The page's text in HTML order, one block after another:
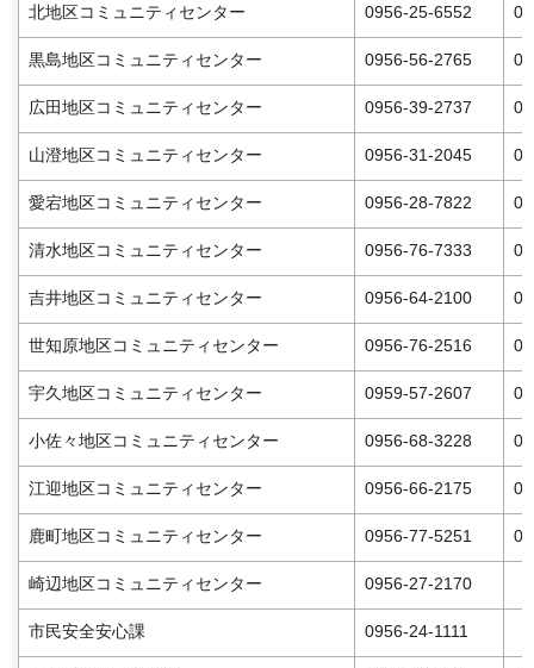
北地区コミュニティセンター 0956-25-6552
黒島地区コミュニティセンター 0956-56-2765
広田地区コミュニティセンター 0956-39-2737
山澄地区コミュニティセンター 0956-31-2045
愛宕地区コミュニティセンター 0956-28-7822
清水地区コミュニティセンター 0956-76-7333
吉井地区コミュニティセンター 0956-64-2100
世知原地区コミュニティセンター 0956-76-2516
宇久地区コミュニティセンター 0959-57-2607
小佐々地区コミュニティセンター 0956-68-3228
江迎地区コミュニティセンター 0956-66-2175
鹿町地区コミュニティセンター 0956-77-5251
崎辺地区コミュニティセンター 0956-27-2170
市民安全安心課 0956-24-1111